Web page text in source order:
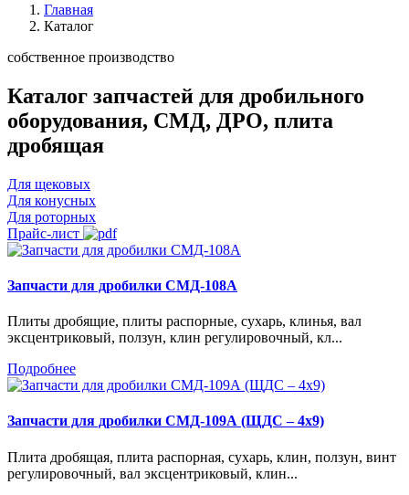
Главная
Каталог
собственное производство
Каталог запчастей для дробильного
оборудования, СМД, ДРО, плита
дробящая
Для щековых
Для конусных
Для роторных
Прайс-лист
Запчасти для дробилки СМД-108А
Плиты дробящие, плиты распорные, сухарь, клинья, вал
эксцентриковый, ползун, клин регулировочный, кл...
Подробнее
Запчасти для дробилки СМД-109А (ЩДС – 4х9)
Плита дробящая, плита распорная, сухарь, клин, ползун, винт
регулировочный, вал эксцентриковый, клин...